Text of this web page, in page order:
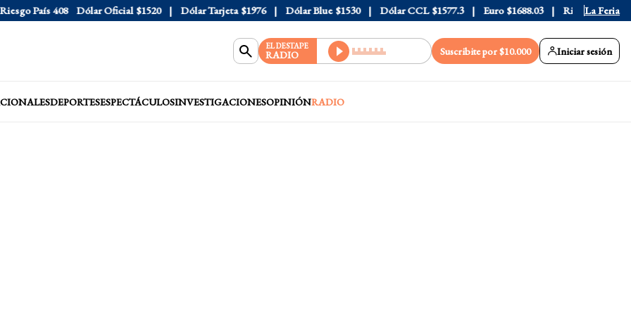
País 408 Dólar Oficial $1520 Dólar Tarjeta $1976 Dólar Blue $1530 Dólar CCL $1577.3 Euro $1688.03 Riesgo País 408
La Feria
EL DESTAPE
RADIO Suscribite por $10.000 Iniciar sesión
DEPORTESESPECTÁCULOSINVESTIGACIONESOPINIÓNRADIO